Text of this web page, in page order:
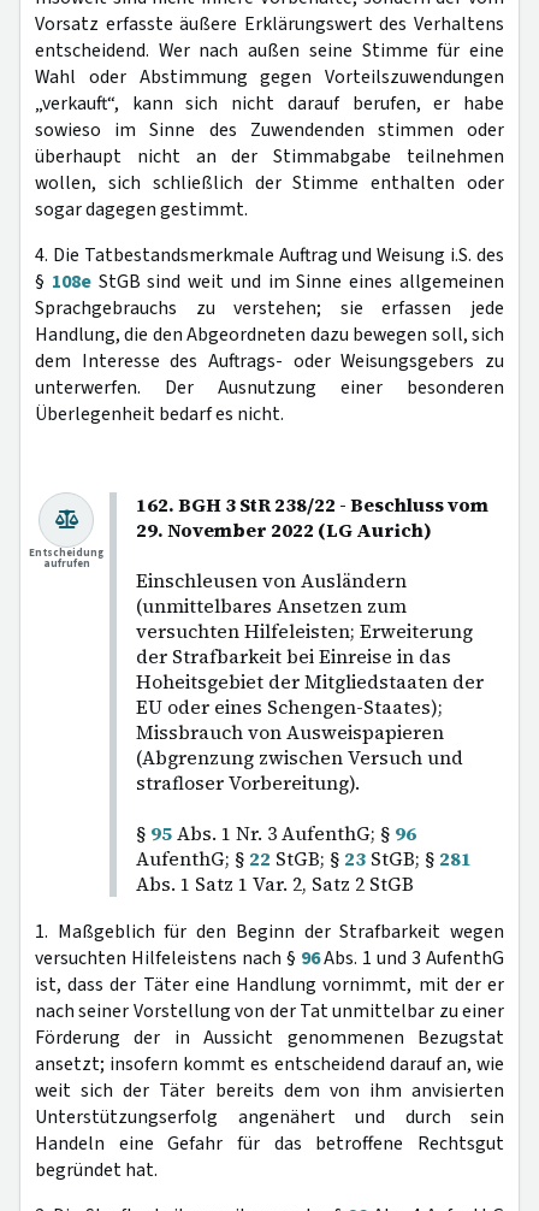
Vorsatz erfasste äußere Erklärungswert des Verhaltens
entscheidend. Wer nach außen seine Stimme für eine
Wahl oder Abstimmung gegen Vorteilszuwendungen
„verkauft“, kann sich nicht darauf berufen, er habe
sowieso im Sinne des Zuwendenden stimmen oder
überhaupt nicht an der Stimmabgabe teilnehmen
wollen, sich schließlich der Stimme enthalten oder
sogar dagegen gestimmt.
4. Die Tatbestandsmerkmale Auftrag und Weisung i.S. des
§ 108eStGB sind weit und im Sinne eines allgemeinen
Sprachgebrauchs zu verstehen; sie erfassen jede
Handlung, die den Abgeordneten dazu bewegen soll, sich
dem Interesse des Auftrags- oder Weisungsgebers zu
unterwerfen. Der Ausnutzung einer besonderen
Überlegenheit bedarf es nicht.
162. BGH 3 StR 238/22 - Beschluss vom
29. November 2022 (LG Aurich)
Einschleusen von Ausländern
(unmittelbares Ansetzen zum
versuchten Hilfeleisten; Erweiterung
der Strafbarkeit bei Einreise in das
Hoheitsgebiet der Mitgliedstaaten der
EU oder eines Schengen-Staates);
Missbrauch von Ausweispapieren
(Abgrenzung zwischen Versuch und
strafloser Vorbereitung).
§ 95Abs. 1 Nr. 3 AufenthG; § 96
AufenthG; § 22 StGB; § 23 StGB; § 281
Abs. 1 Satz 1 Var. 2, Satz 2 StGB
Entscheidung
aufrufen
1. Maßgeblich für den Beginn der Strafbarkeit wegen
versuchten Hilfeleistens nach § 96Abs. 1 und 3 AufenthG
ist, dass der Täter eine Handlung vornimmt, mit der er
nach seiner Vorstellung von der Tat unmittelbar zu einer
Förderung der in Aussicht genommenen Bezugstat
ansetzt; insofern kommt es entscheidend darauf an, wie
weit sich der Täter bereits dem von ihm anvisierten
Unterstützungserfolg angenähert und durch sein
Handeln eine Gefahr für das betroffene Rechtsgut
begründet hat.